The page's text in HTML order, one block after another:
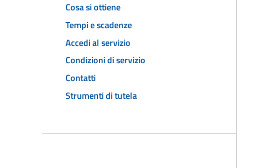
Cosa si ottiene
Tempi e scadenze
Accedi al servizio
Condizioni di servizio
Contatti
Strumenti di tutela